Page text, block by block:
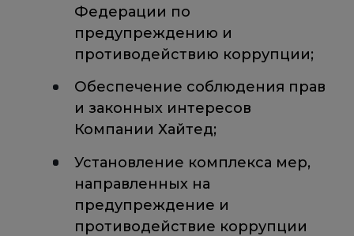
Федерации по
предупреждению и
противодействию коррупции;
Обеспечение соблюдения прав
и законных интересов
Компании Хайтед;
Установление комплекса мер,
направленных на
предупреждение и
противодействие коррупции